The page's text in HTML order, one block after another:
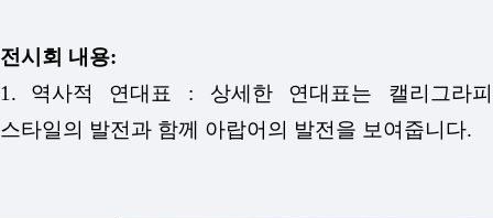
전시회 내용:
1.
역사적 연대표 : 상세한 연대표는 캘리그라피
스타일의 발전과 함께 아랍어의 발전을 보여줍니다.